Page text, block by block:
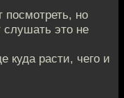
посмотреть, но
слушать это не
куда расти, чего и